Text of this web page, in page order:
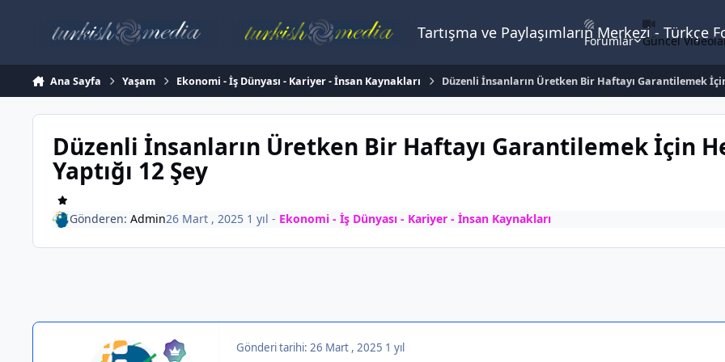
Tartışma ve Paylaşımların Merkezi -
Forumlar Güncel
Ana Sayfa Yaşam Ekonomi - İş Dünyası - Kariyer - İnsan Kaynakları Düzenli İnsanların Üretken Bir Haftayı Garantilemek İçin
Düzenli İnsanların Üretken Bir Haftayı Garantilemek İçin
Yaptığı 12 Şey
Gönderen: Admin26 Mart , 2025 1 yıl - Ekonomi - İş Dünyası - Kariyer - İnsan Kaynakları
Gönderi tarihi: 26 Mart , 2025 1 yıl